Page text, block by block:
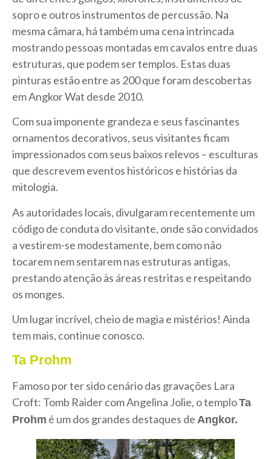
sopro e outros instrumentos de percussão. Na
mesma câmara, há também uma cena intrincada
mostrando pessoas montadas em cavalos entre duas
estruturas, que podem ser templos. Estas duas
pinturas estão entre as 200 que foram descobertas
em Angkor Wat desde 2010.
Com sua imponente grandeza e seus fascinantes
ornamentos decorativos, seus visitantes ficam
impressionados com seus baixos relevos – esculturas
que descrevem eventos históricos e histórias da
mitologia.
As autoridades locais, divulgaram recentemente um
código de conduta do visitante, onde são convidados
a vestirem-se modestamente, bem como não
tocarem nem sentarem nas estruturas antigas,
prestando atenção às áreas restritas e respeitando
os monges.
Um lugar incrível, cheio de magia e mistérios! Ainda
tem mais, continue conosco.
Ta Prohm
Famoso por ter sido cenário das gravações Lara
Croft: Tomb Raider com Angelina Jolie, o temploTa
Prohm é um dos grandes destaques de Angkor.